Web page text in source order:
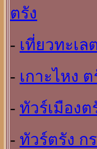
ตรัง
- เที่ยวทะเล
- เกาะไหง ต
- ทัวร์เมืองต
- ทัวร์ตรัง ก